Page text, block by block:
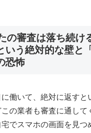
の審査は落ち続け
いう絶対的な壁と
恐怖
に働いて、絶対に返す
の業者も審査に通して
でスマホの画面を見つ